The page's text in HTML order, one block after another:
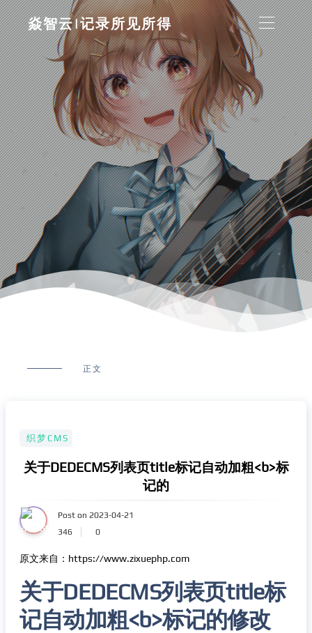
焱智云|记录所见所得
正文
织梦CMS
关于DEDECMS列表页title标记自动加粗<b>标
记的
Post on 2023-04-21
346
0
原文来自：https://www.zixuephp.com
关于DEDECMS列表页title标
记自动加粗<b>标记的修改